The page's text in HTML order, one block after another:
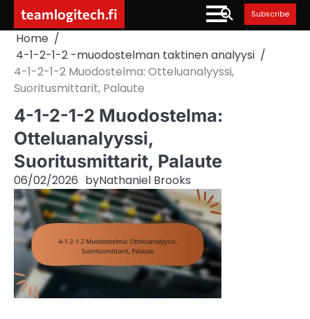
content
teamlogitech.fi Subscribe
Home
4-1-2-1-2 -muodostelman taktinen analyysi
4-1-2-1-2 Muodostelma: Otteluanalyyssi,
Suoritusmittarit, Palaute
4-1-2-1-2 Muodostelma:
Otteluanalyyssi,
Suoritusmittarit, Palaute
06/02/2026 byNathaniel Brooks